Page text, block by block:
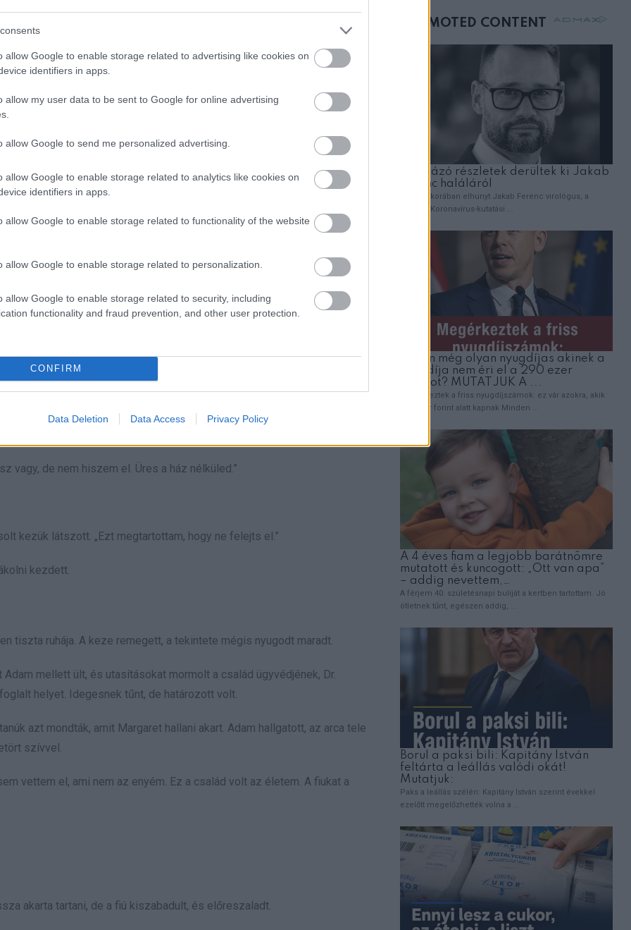
allow Google to enable storage related to advertising like cookies on
identifiers in apps.
allow my user data to be sent to Google for online advertising
allow Google to send me personalized advertising.
allow Google to enable storage related to analytics like cookies on
identifiers in apps.
allow Google to enable storage related to functionality of the website
allow Google to enable storage related to personalization.
allow Google to enable storage related to security, including
functionality and fraud prevention, and other user protection.
CONFIRM
Data Deletion Data Access Privacy Policy
vagy, de nem hiszem el. Üres a ház nélküled.”
kezük látszott. „Ezt megtartottam, hogy ne felejts el.”
kezdett.
tiszta ruhája. A keze remegett, a tekintete mégis nyugodt maradt.
mellett ült, és utasításokat mormolt a család ügyvédjének, Dr.
helyet. Idegesnek tűnt, de határozott volt.
azt mondták, amit Margaret hallani akart. Adam hallgatott, az arca tele
szívvel.
vettem el, ami nem az enyém. Ez a család volt az életem. A fiukat a
akarta tartani, de a fiú kiszabadult, és előreszaladt.
mellettem ült az első